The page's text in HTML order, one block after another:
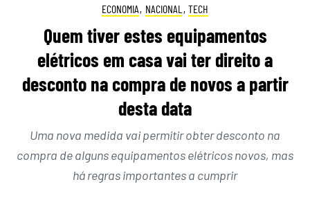
ECONOMIA, NACIONAL , TECH
Quem tiver estes equipamentos
elétricos em casa vai ter direito a
desconto na compra de novos a partir
desta data
Uma nova medida vai permitir obter desconto na
compra de alguns equipamentos elétricos novos, mas
há regras importantes a cumprir